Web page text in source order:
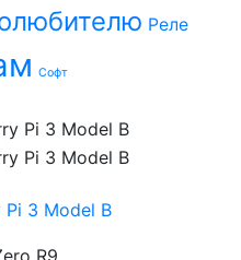
Реле
Софт
Pi 3 Model B